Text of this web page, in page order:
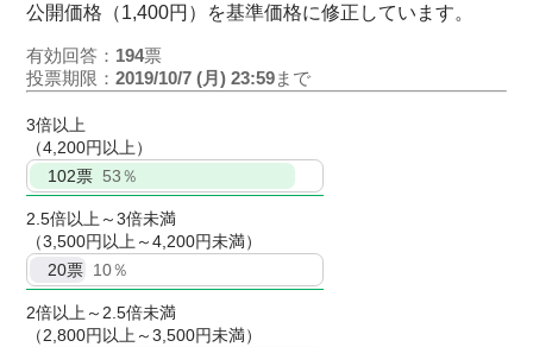
公開価格（1,400円）を基準価格に修正しています。
有効回答： 194票
投票期限： 2019/10/7 (月) 23:59まで
3倍以上
（4,200円以上）
102票 53％
2.5倍以上～3倍未満
（3,500円以上～4,200円未満）
20票 10％
2倍以上～2.5倍未満
（2,800円以上～3,500円未満）